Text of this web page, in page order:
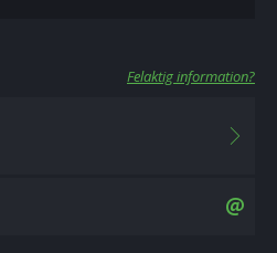
Felaktig information?